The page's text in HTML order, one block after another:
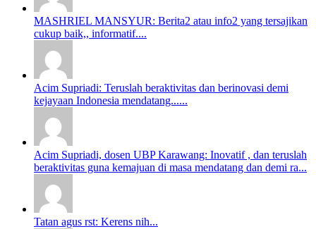
MASHRIEL MANSYUR: Berita2 atau info2 yang tersajikan
cukup baik,, informatif....
Acim Supriadi: Teruslah beraktivitas dan berinovasi demi
kejayaan Indonesia mendatang......
Acim Supriadi, dosen UBP Karawang: Inovatif , dan teruslah
beraktivitas guna kemajuan di masa mendatang dan demi ra...
Tatan agus rst: Kerens nih...